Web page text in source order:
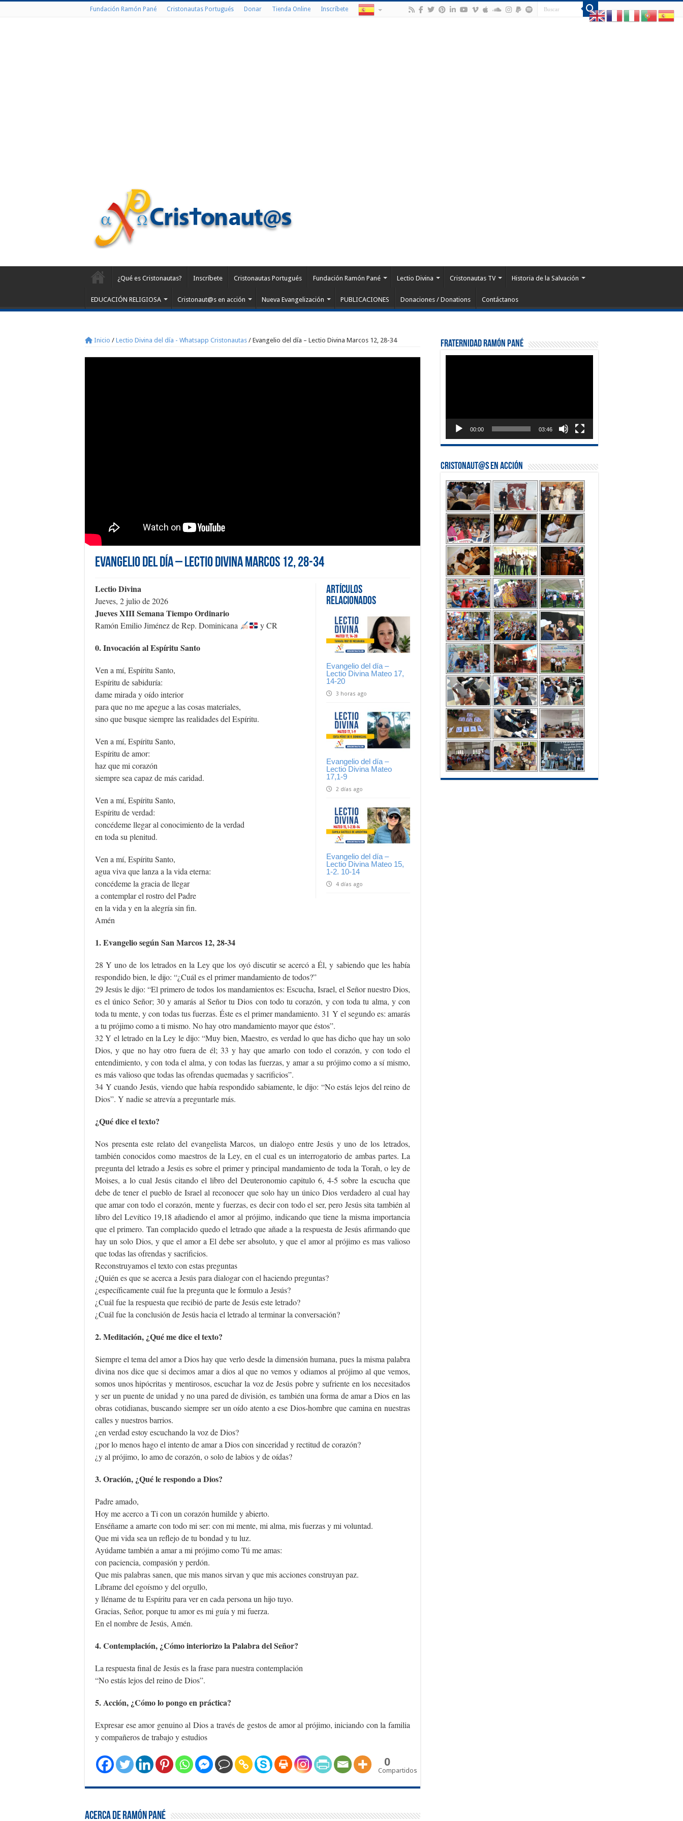
Fundación Ramón Pané Cristonautas Portugués Donar Tienda Online Inscríbete
¿Qué es Cristonautas? Inscríbete Cristonautas Portugués Fundación Ramón Pané Lectio Divina Cristonautas TV Historia de la Salvación
EDUCACIÓN RELIGIOSA Cristonaut@s en acción Nueva Evangelización PUBLICACIONES Donaciones / Donations Contáctanos
Inicio / Lectio Divina del día - Whatsapp Cristonautas / Evangelio del día – Lectio Divina Marcos 12, 28-34
Evangelio del día – Lectio Divina Marcos 12, 28-34
Artículos
Relacionados
Evangelio del día –
Lectio Divina Mateo 17,
14-20
3 horas ago
Evangelio del día –
Lectio Divina Mateo
17,1-9
2 días ago
Evangelio del día –
Lectio Divina Mateo 15,
1-2. 10-14
4 días ago
Lectio Divina
Jueves, 2 julio de 2026
Jueves XIII Semana Tiempo Ordinario
Ramón Emilio Jiménez de Rep. Dominicana y CR
0. Invocación al Espíritu Santo
Ven a mí, Espíritu Santo,
Espíritu de sabiduría:
dame mirada y oído interior
para que no me apegue a las cosas materiales,
sino que busque siempre las realidades del Espíritu.
Ven a mí, Espíritu Santo,
Espíritu de amor:
haz que mi corazón
siempre sea capaz de más caridad.
Ven a mí, Espíritu Santo,
Espíritu de verdad:
concédeme llegar al conocimiento de la verdad
en toda su plenitud.
Ven a mí, Espíritu Santo,
agua viva que lanza a la vida eterna:
concédeme la gracia de llegar
a contemplar el rostro del Padre
en la vida y en la alegría sin fin.
Amén
1. Evangelio según SanMarcos 12, 28-34
28 Y uno de los letrados en la Ley que los oyó discutir se acercó a Él, y sabiendo que les había
respondido bien, le dijo: “¿Cuál es el primer mandamiento de todos?”
29 Jesús le dijo: “El primero de todos los mandamientos es: Escucha, Israel, el Señor nuestro Dios,
es el único Señor; 30 y amarás al Señor tu Dios con todo tu corazón, y con toda tu alma, y con
toda tu mente, y con todas tus fuerzas. Éste es el primer mandamiento. 31 Y el segundo es: amarás
a tu prójimo como a ti mismo. No hay otro mandamiento mayor que éstos”.
32 Y el letrado en la Ley le dijo: “Muy bien, Maestro, es verdad lo que has dicho que hay un solo
Dios, y que no hay otro fuera de él; 33 y hay que amarlo con todo el corazón, y con todo el
entendimiento, y con toda el alma, y con todas las fuerzas, y amar a su prójimo como a sí mismo,
es más valioso que todas las ofrendas quemadas y sacrificios”.
34 Y cuando Jesús, viendo que había respondido sabiamente, le dijo: “No estás lejos del reino de
Dios”. Y nadie se atrevía a preguntarle más.
¿Qué dice el texto?
Nos presenta este relato del evangelista Marcos, un dialogo entre Jesús y uno de los letrados,
también conocidos como maestros de la Ley, en el cual es un interrogatorio de ambas partes. La
pregunta del letrado a Jesús es sobre el primer y principal mandamiento de toda la Torah, o ley de
Moises, a lo cual Jesús citando el libro del Deuteronomio capitulo 6, 4-5 sobre la escucha que
debe de tener el pueblo de Israel al reconocer que solo hay un único Dios verdadero al cual hay
que amar con todo el corazón, mente y fuerzas, es decir con todo el ser, pero Jesús sita también al
libro del Levítico 19,18 añadiendo el amor al prójimo, indicando que tiene la misma importancia
que el primero. Tan complacido quedo el letrado que añade a la respuesta de Jesús afirmando que
hay un solo Dios, y que el amor a El debe ser absoluto, y que el amor al prójimo es mas valioso
que todas las ofrendas y sacrificios.
Reconstruyamos el texto con estas preguntas
¿Quién es que se acerca a Jesús para dialogar con el haciendo preguntas?
¿específicamente cuál fue la pregunta que le formulo a Jesús?
¿Cuál fue la respuesta que recibió de parte de Jesús este letrado?
¿Cuál fue la conclusión de Jesús hacia el letrado al terminar la conversación?
2. Meditación, ¿Qué me dice el texto?
Siempre el tema del amor a Dios hay que verlo desde la dimensión humana, pues la misma palabra
divina nos dice que si decimos amar a dios al que no vemos y odiamos al prójimo al que vemos,
somos unos hipócritas y mentirosos, escuchar la voz de Jesús pobre y sufriente en los necesitados
y ser un puente de unidad y no una pared de división, es también una forma de amar a Dios en las
obras cotidianas, buscando siempre ser un oído atento a ese Dios-hombre que camina en nuestras
calles y nuestros barrios.
¿en verdad estoy escuchando la voz de Dios?
¿por lo menos hago el intento de amar a Dios con sinceridad y rectitud de corazón?
¿y al prójimo, lo amo de corazón, o solo de labios y de oídas?
3. Oración, ¿Qué le respondo a Dios?
Padre amado,
Hoy me acerco a Ti con un corazón humilde y abierto.
Enséñame a amarte con todo mi ser: con mi mente, mi alma, mis fuerzas y mi voluntad.
Que mi vida sea un reflejo de tu bondad y tu luz.
Ayúdame también a amar a mi prójimo como Tú me amas:
con paciencia, compasión y perdón.
Que mis palabras sanen, que mis manos sirvan y que mis acciones construyan paz.
Líbrame del egoísmo y del orgullo,
y lléname de tu Espíritu para ver en cada persona un hijo tuyo.
Gracias, Señor, porque tu amor es mi guía y mi fuerza.
En el nombre de Jesús, Amén.
4. Contemplación, ¿Cómo interiorizo la Palabra del Señor?
La respuesta final de Jesús es la frase para nuestra contemplación
“No estás lejos del reino de Dios”.
5. Acción, ¿Cómo lo pongo en práctica?
Expresar ese amor genuino al Dios a través de gestos de amor al prójimo, iniciando con la familia
y compañeros de trabajo y estudios
0
Compartidos
Acerca de Ramón Pané
Fraternidad Ramón Pané
00:00 03:46
Cristonaut@s en Acción